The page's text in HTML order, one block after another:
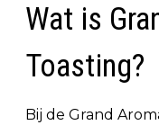
Wat is
Toasting?
Bij de Grand